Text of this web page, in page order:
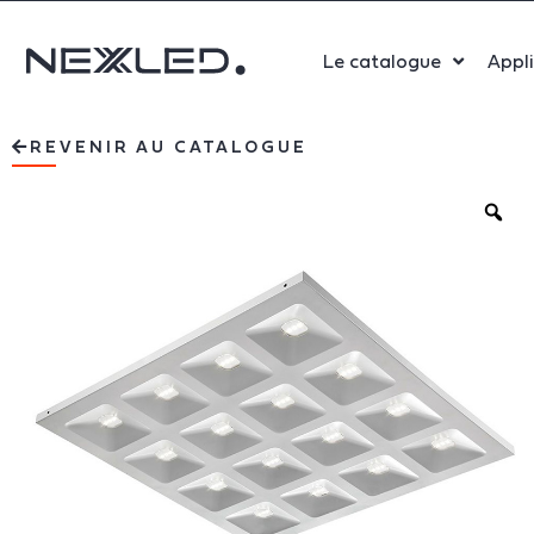
Le catalogue
Bureau
REVENIR AU CATALOGUE